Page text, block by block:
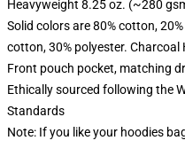
Heavyweight 8.25 oz. (~280
Solid colors are 80% cotton,
cotton, 30% polyester. Charcoal
Front pouch pocket, matching
Ethically sourced following the
Standards
Note: If you like your hoodies